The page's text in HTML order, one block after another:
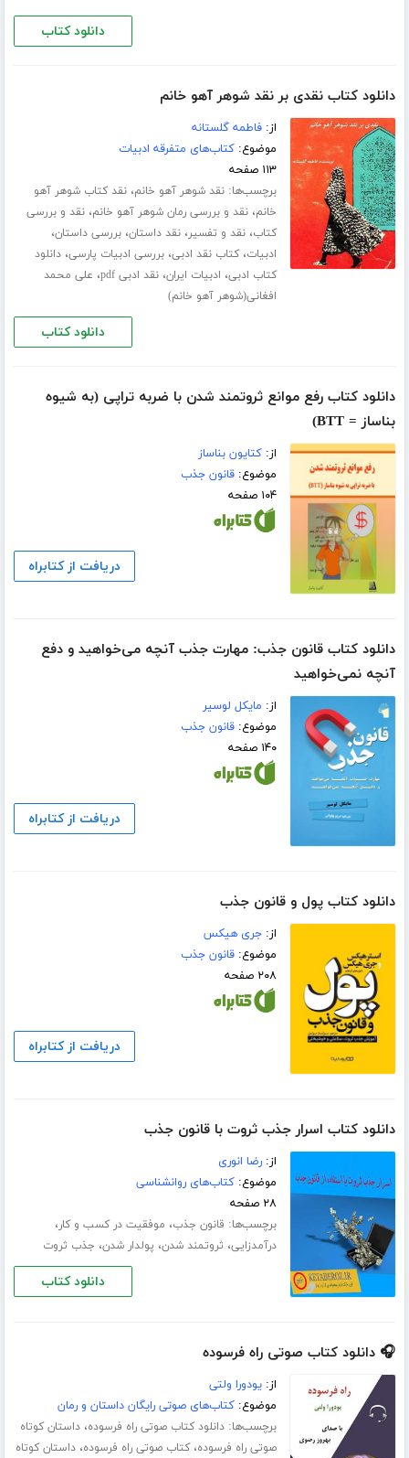
دانلود کتاب
دانلود کتاب نقدی بر نقد شوهر آهو خانم
از:فاطمه گلستانه
موضوع:کتاب‌های متفرقه ادبیات
۱۱۳ صفحه
برچسب‌ها:نقد شوهر آهو خانم،نقد کتاب شوهر آهو
خانم،نقد و بررسی رمان شوهر آهو خانم،نقد و بررسی
کتاب،نقد و تفسیر،نقد داستان،بررسی داستان،
ادبیات،کتاب نقد ادبی،بررسی ادبیات پارسی،دانلود
کتاب ادبی، ادبیات ایران،نقد ادبی pdf ، علی محمد
افغانی(شوهر آهو خانم)
دانلود کتاب
دانلود کتاب رفع موانع ثروتمند شدن با ضربه تراپی (به شیوه
بناساز = BTT)
از:کتایون بناساز
موضوع:قانون جذب
۱۰۴ صفحه
دریافت از کتابراه
دانلود کتاب قانون جذب: مهارت جذب آنچه می‌‌خواهید و دفع
آنچه نمی‌خواهید
از: مایکل لوسیر
موضوع:قانون جذب
۱۴۰ صفحه
دریافت از کتابراه
دانلود کتاب پول و قانون جذب
از:جری هیکس
موضوع:قانون جذب
۲۰۸ صفحه
دریافت از کتابراه
دانلود کتاب اسرار جذب ثروت با قانون جذب
از:رضا انوری
موضوع:کتاب‌های روانشناسی
۲۸ صفحه
برچسب‌ها: قانون جذب، موفقیت در کسب و کار،
درآمدزایی، ثروتمند شدن، پولدار شدن، جذب ثروت
دانلود کتاب
🎧 دانلود کتاب صوتی راه فرسوده
از:یودورا ولتی
موضوع:کتاب‌های صوتی رایگان داستان و رمان
برچسب‌ها:دانلود کتاب صوتی راه فرسوده،داستان کوتاه
صوتی راه فرسوده،کتاب صوتی راه فرسوده،داستان کوتاه